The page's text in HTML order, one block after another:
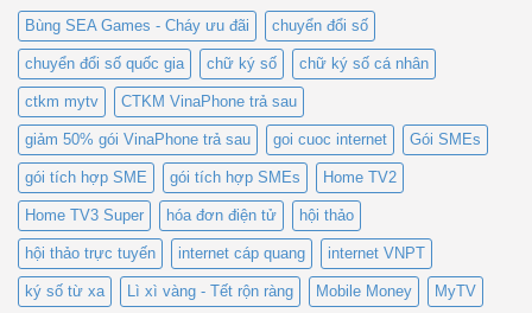
Bùng SEA Games - Cháy ưu đãi chuyển đổi số
chuyển đổi số quốc gia chữ ký số chữ ký số cá nhân
ctkm mytv CTKM VinaPhone trả sau
giảm 50% gói VinaPhone trả sau goi cuoc internet Gói SMEs
gói tích hợp SME gói tích hợp SMEs Home TV2
Home TV3 Super hóa đơn điện tử hội thảo
hội thảo trực tuyến internet cáp quang internet VNPT
ký số từ xa Lì xì vàng - Tết rộn ràng Mobile Money MyTV